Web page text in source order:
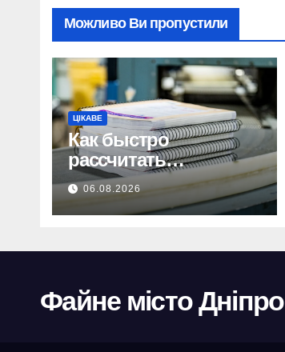
Можливо Ви пропустили
ЦІКАВЕ
Как быстро
рассчитать
стоимость
изготовления книги
06.08.2026
Файне місто Дніпро